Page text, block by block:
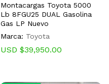
Montacargas Toyota 5000
Lb 8FGU25 DUAL Gasolina
Gas LP Nuevo
Marca: Toyota
USD $39,950.00